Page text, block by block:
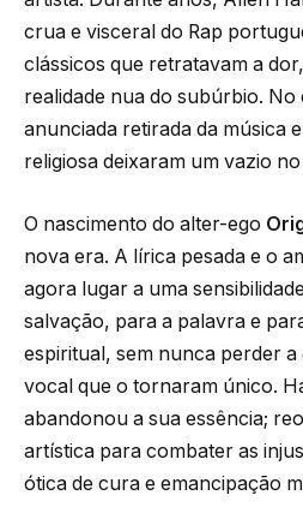
crua e visceral do Rap
clássicos que retratavam a
realidade nua do subúrbio. No
anunciada retirada da música
religiosa deixaram um vazio
O nascimento do alter-ego
nova era. A lírica pesada e o
agora lugar a uma
salvação, para a palavra e
espiritual, sem nunca perder
vocal que o tornaram único.
abandonou a sua essência;
artística para combater as
ótica de cura e emancipação